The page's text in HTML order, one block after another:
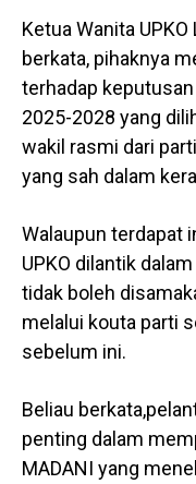
Ketua Wanita
berkata, pihaknya
terhadap
2025-2028 yang
wakil rasmi dari
yang sah dalam
Walaupun terdapat
UPKO dilantik
tidak boleh
melalui kouta parti
sebelum ini.
Beliau
penting dalam
MADANI yang